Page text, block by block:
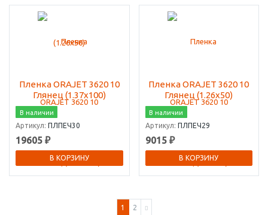
Пленка ORAJET 3620 10
Глянец (1.37х100)
В наличии
Артикул: ПЛПЕЧ30
19605 ₽
В КОРЗИНУ
Пленка ORAJET 3620 10
Глянец (1.26х50)
В наличии
Артикул: ПЛПЕЧ29
9015 ₽
В КОРЗИНУ
1 2